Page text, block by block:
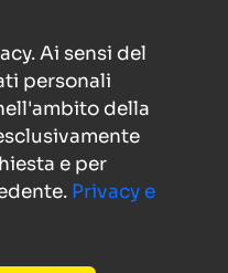
Ai sensi del
personali
della
e per
Privacy e